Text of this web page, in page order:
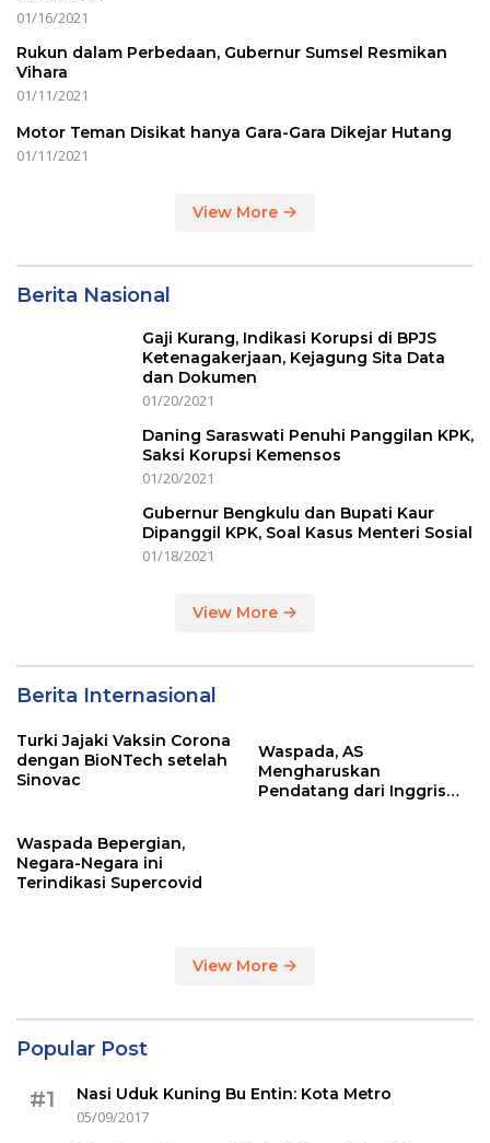
01/16/2021
Rukun dalam Perbedaan, Gubernur Sumsel Resmikan
Vihara
01/11/2021
Motor Teman Disikat hanya Gara-Gara Dikejar Hutang
01/11/2021
View More
Berita Nasional
Gaji Kurang, Indikasi Korupsi di BPJS
Ketenagakerjaan, Kejagung Sita Data
dan Dokumen
01/20/2021
Daning Saraswati Penuhi Panggilan KPK,
Saksi Korupsi Kemensos
01/20/2021
Gubernur Bengkulu dan Bupati Kaur
Dipanggil KPK, Soal Kasus Menteri Sosial
01/18/2021
View More
Berita Internasional
Turki Jajaki Vaksin Corona
dengan BioNTech setelah
Sinovac
Waspada, AS
Mengharuskan
Pendatang dari Inggris
Waspada Bepergian,
Negara-Negara ini
Terindikasi Supercovid
View More
Popular Post
#1
Nasi Uduk Kuning Bu Entin: Kota Metro
05/09/2017